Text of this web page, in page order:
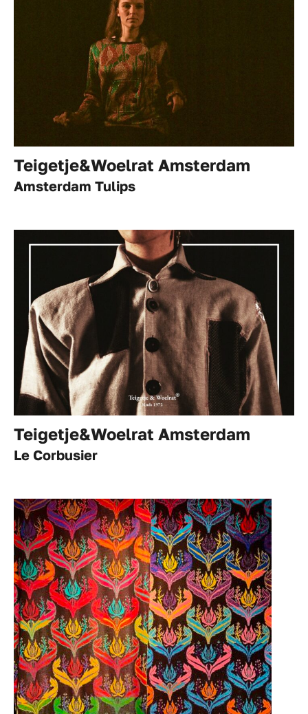
Teigetje&Woelrat Amsterdam
Amsterdam Tulips
Teigetje&Woelrat Amsterdam
Le Corbusier